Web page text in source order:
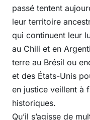
passé tentent
leur territoire
qui continuent leur
au Chili et en
terre au Brésil ou
et des États-Unis
en justice veillent à
historiques.
Qu’il s’agisse de